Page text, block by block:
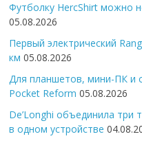
Футболку HercShirt можно
05.08.2026
Первый электрический
км 05.08.2026
Для планшетов, мини-ПК и
Pocket Reform 05.08.2026
De’Longhi объединила три
в одном устройстве